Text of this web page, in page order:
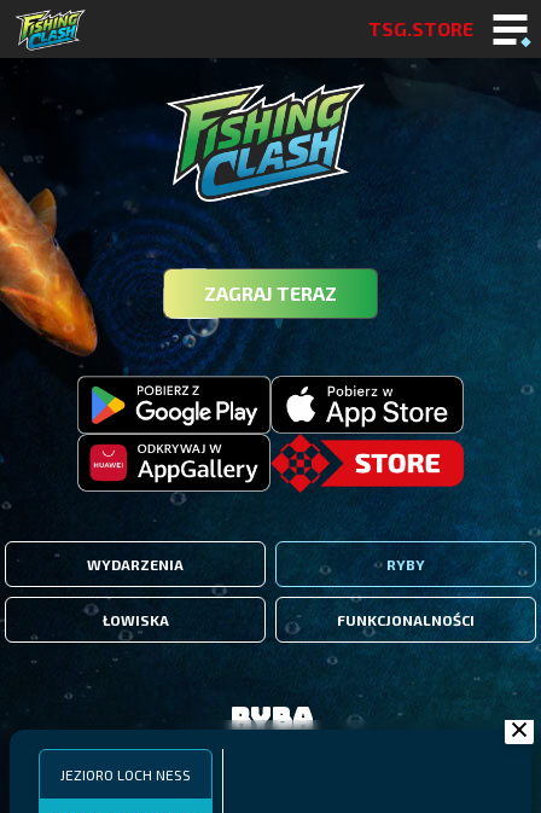
TSG.STORE
ZAGRAJ TERAZ
WYDARZENIA RYBY
ŁOWISKA FUNKCJONALNOŚCI
JEZIORO LOCH NESS
Ryba